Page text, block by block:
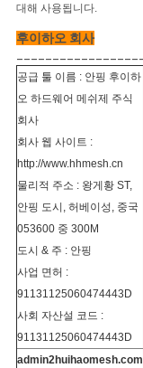
대해 사용됩니다.
후이하오 회사
공급 툴 이름 : 안핑 후이하
오 하드웨어 메쉬제 주식
회사
회사 웹 사이트 :
http://www.hhmesh.cn
물리적 주소 : 왕게황 ST,
안핑 도시, 허베이성, 중국
053600 중 300M
도시 & 주 : 안핑
사업 면허 :
91131125060474443D
사회 자산설 코드 :
91131125060474443D
admin2huihaomesh.com